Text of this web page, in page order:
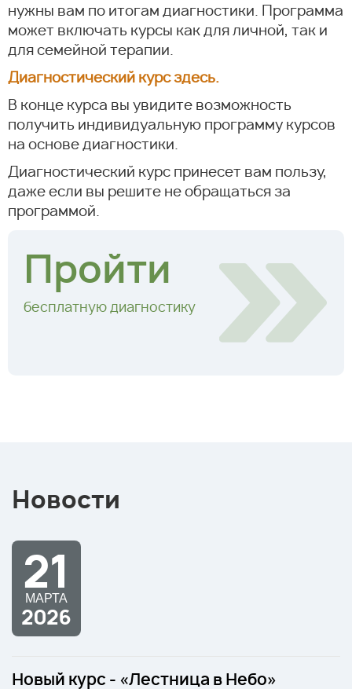
нужны вам по итогам диагностики. Программа
может включать курсы как для личной, так и
для семейной терапии.
Диагностический курс здесь.
В конце курса вы увидите возможность
получить индивидуальную программу курсов
на основе диагностики.
Диагностический курс принесет вам пользу,
даже если вы решите не обращаться за
программой.
Пройти
бесплатную диагностику
Новости
21
МАРТА
2026
Новый курс - «Лестница в Небо»